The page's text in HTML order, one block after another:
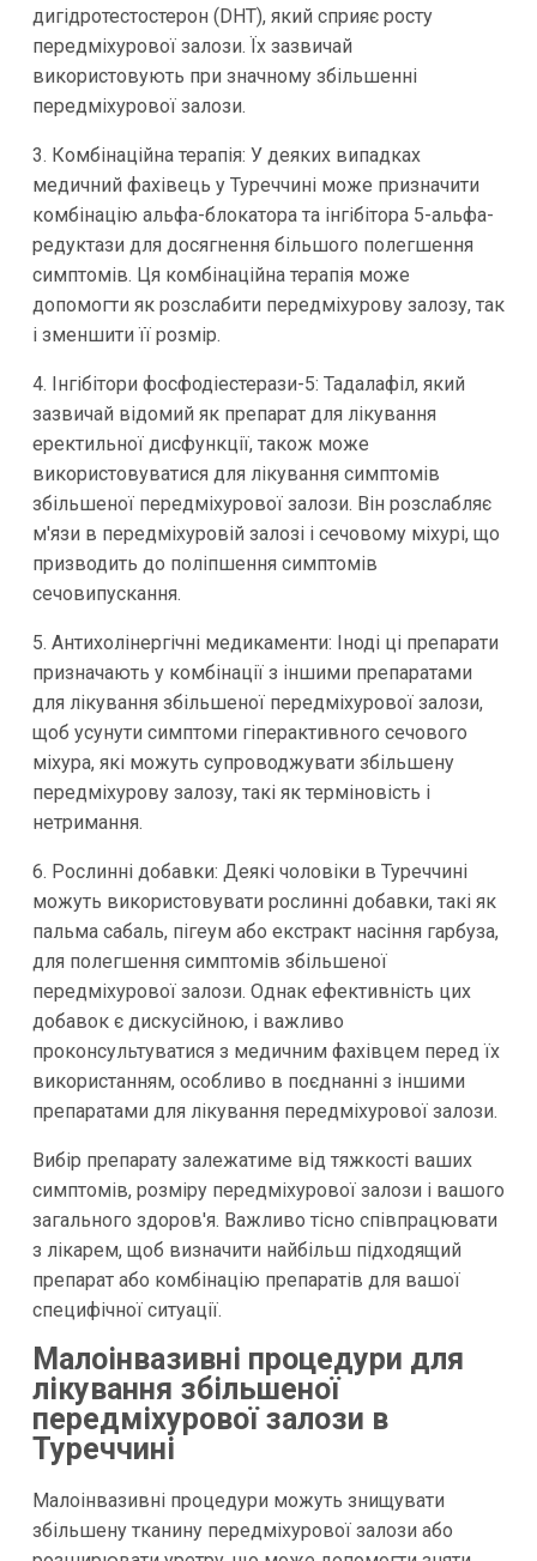
дигідротестостерон (DHT), який сприяє росту
передміхурової залози. Їх зазвичай
використовують при значному збільшенні
передміхурової залози.
3. Комбінаційна терапія: У деяких випадках
медичний фахівець у Туреччині може призначити
комбінацію альфа-блокатора та інгібітора 5-альфа-
редуктази для досягнення більшого полегшення
симптомів. Ця комбінаційна терапія може
допомогти як розслабити передміхурову залозу, так
і зменшити її розмір.
4. Інгібітори фосфодіестерази-5: Тадалафіл, який
зазвичай відомий як препарат для лікування
еректильної дисфункції, також може
використовуватися для лікування симптомів
збільшеної передміхурової залози. Він розслабляє
м'язи в передміхуровій залозі і сечовому міхурі, що
призводить до поліпшення симптомів
сечовипускання.
5. Антихолінергічні медикаменти: Іноді ці препарати
призначають у комбінації з іншими препаратами
для лікування збільшеної передміхурової залози,
щоб усунути симптоми гіперактивного сечового
міхура, які можуть супроводжувати збільшену
передміхурову залозу, такі як терміновість і
нетримання.
6. Рослинні добавки: Деякі чоловіки в Туреччині
можуть використовувати рослинні добавки, такі як
пальма сабаль, пігеум або екстракт насіння гарбуза,
для полегшення симптомів збільшеної
передміхурової залози. Однак ефективність цих
добавок є дискусійною, і важливо
проконсультуватися з медичним фахівцем перед їх
використанням, особливо в поєднанні з іншими
препаратами для лікування передміхурової залози.
Вибір препарату залежатиме від тяжкості ваших
симптомів, розміру передміхурової залози і вашого
загального здоров'я. Важливо тісно співпрацювати
з лікарем, щоб визначити найбільш підходящий
препарат або комбінацію препаратів для вашої
специфічної ситуації.
Малоінвазивні процедури для
лікування збільшеної
передміхурової залози в
Туреччині
Малоінвазивні процедури можуть знищувати
збільшену тканину передміхурової залози або